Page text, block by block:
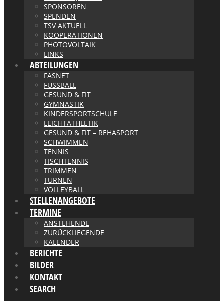
SPONSOREN
SPENDEN
TSV AKTUELL
KOOPERATIONEN
PHOTOVOLTAIK
LINKS
ABTEILUNGEN
FASNET
FUSSBALL
GESUND & FIT
GYMNASTIK
KINDERSPORTSCHULE
LEICHTATHLETIK
GESUND & FIT – REHASPORT
SCHWIMMEN
TENNIS
TISCHTENNIS
TRIMMEN
TURNEN
VOLLEYBALL
STELLENANGEBOTE
TERMINE
ANSTEHENDE
ZURÜCKLIEGENDE
KALENDER
BERICHTE
BILDER
KONTAKT
SEARCH